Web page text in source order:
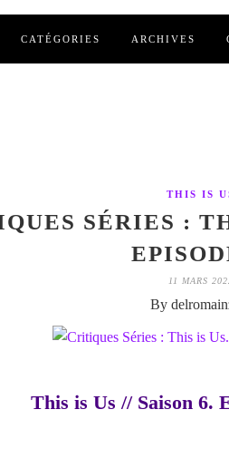
CATÉGORIES ARCHIVES
THIS IS
SÉRIES :
11 MARS
By
This is Us // Saison 6.